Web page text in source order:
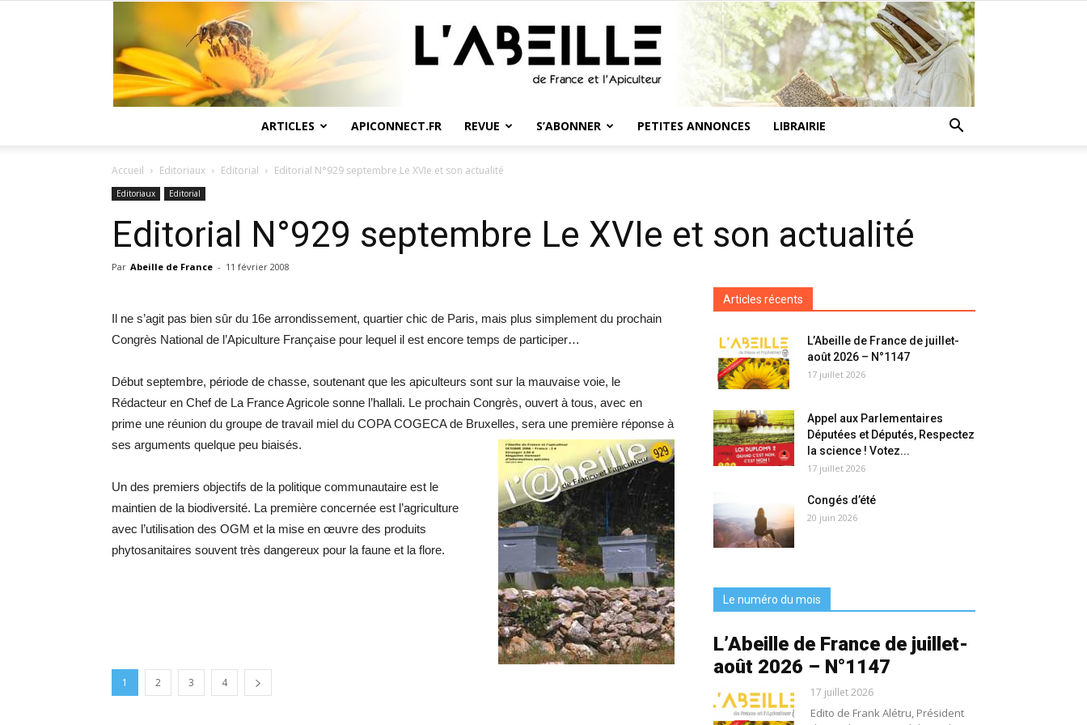
ARTICLES APICONNECT.FR REVUE S’ABONNER PETITES ANNONCES LIBRAIRIE
Accueil Editoriaux Editorial Editorial N°929 septembre Le XVIe et son actualité
Editoriaux Editorial
Editorial N°929 septembre Le XVIe et son actualité
Par Abeille de France - 11 février 2008
Il ne s’agit pas bien sûr du 16e arrondissement, quartier chic de Paris, mais plus simplement du prochain
Congrès National de l’Apiculture Française pour lequel il est encore temps de participer…
Début septembre, période de chasse, soutenant que les apiculteurs sont sur la mauvaise voie, le
Rédacteur en Chef de La France Agricole sonne l’hallali. Le prochain Congrès, ouvert à tous, avec en
prime une réunion du groupe de travail miel du COPA COGECA de Bruxelles, sera une première réponse à
ses arguments quelque peu biaisés.
Un des premiers objectifs de la politique communautaire est le
maintien de la biodiversité. La première concernée est l’agriculture
avec l’utilisation des OGM et la mise en œuvre des produits
phytosanitaires souvent très dangereux pour la faune et la flore.
1 2 3 4
Articles récents
L’Abeille de France de juillet-
août 2026 – N°1147
17 juillet 2026
Appel aux Parlementaires
Députées et Députés, Respectez
la science ! Votez...
17 juillet 2026
Congés d’été
20 juin 2026
Le numéro du mois
L’Abeille de France de juillet-
août 2026 – N°1147
17 juillet 2026
Edito de Frank Alétru, Président